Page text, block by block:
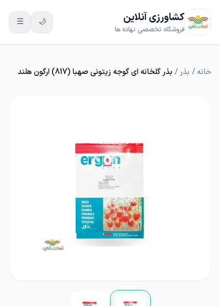
کشاورزی آنلاین
فروشگاه تخصصی نهاده ها
🌙
☰
خانه / بذر / بذر گلخانه ای گوجه زیتونی صهبا (817) ارگون هلند